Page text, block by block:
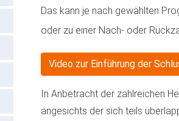
Das kann je nach gewählten
oder zu einer Nach- oder
Video zur Einführung der
In Anbetracht der zahlreichen
angesichts der sich teils